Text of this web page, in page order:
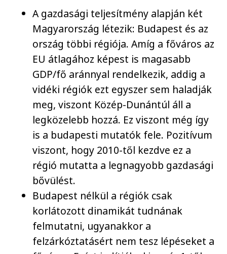
A gazdasági teljesítmény alapján két
Magyarország létezik: Budapest és az
ország többi régiója. Amíg a főváros az
EU átlagához képest is magasabb
GDP/fő aránnyal rendelkezik, addig a
vidéki régiók ezt egyszer sem haladják
meg, viszont Közép-Dunántúl áll a
legközelebb hozzá. Ez viszont még így
is a budapesti mutatók fele. Pozitívum
viszont, hogy 2010-től kezdve ez a
régió mutatta a legnagyobb gazdasági
bővülést.
Budapest nélkül a régiók csak
korlátozott dinamikát tudnának
felmutatni, ugyanakkor a
felzárkóztatásért nem tesz lépéseket a